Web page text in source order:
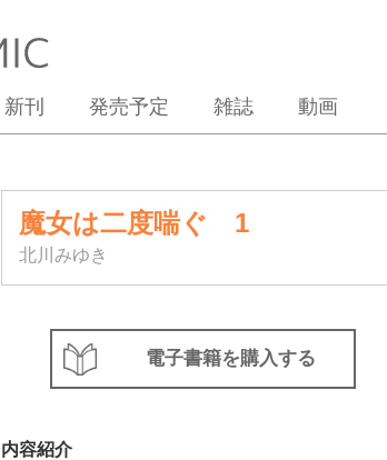
新刊 発売予定 雑誌 動画
魔女は二度喘ぐ 1
北川みゆき
電子書籍を購入する
内容紹介